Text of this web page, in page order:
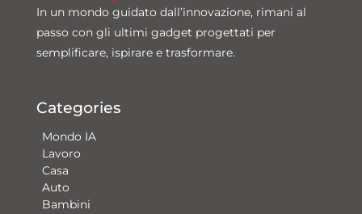
In un mondo guidato dall’innovazione, rimani al
passo con gli ultimi gadget progettati per
semplificare, ispirare e trasformare.
Categories
Mondo IA
Lavoro
Casa
Auto
Bambini